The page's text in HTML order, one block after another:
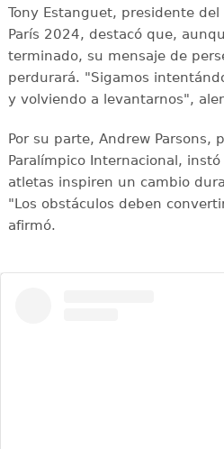
Tony Estanguet, presidente
París 2024, destacó que,
terminado, su mensaje de
perdurará. "Sigamos
y volviendo a levantarnos",
Por su parte, Andrew Parsons,
Paralímpico Internacional,
atletas inspiren un cambio
"Los obstáculos deben
afirmó.